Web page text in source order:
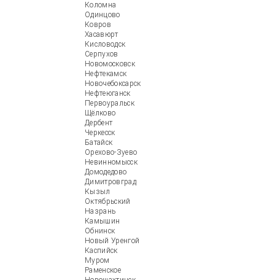
Коломна
Одинцово
Ковров
Хасавюрт
Кисловодск
Серпухов
Новомосковск
Нефтекамск
Новочебоксарск
Нефтеюганск
Первоуральск
Щёлково
Дербент
Черкесск
Батайск
Орехово-Зуево
Невинномысск
Домодедово
Димитровград
Кызыл
Октябрьский
Назрань
Камышин
Обнинск
Новый Уренгой
Каспийск
Муром
Раменское